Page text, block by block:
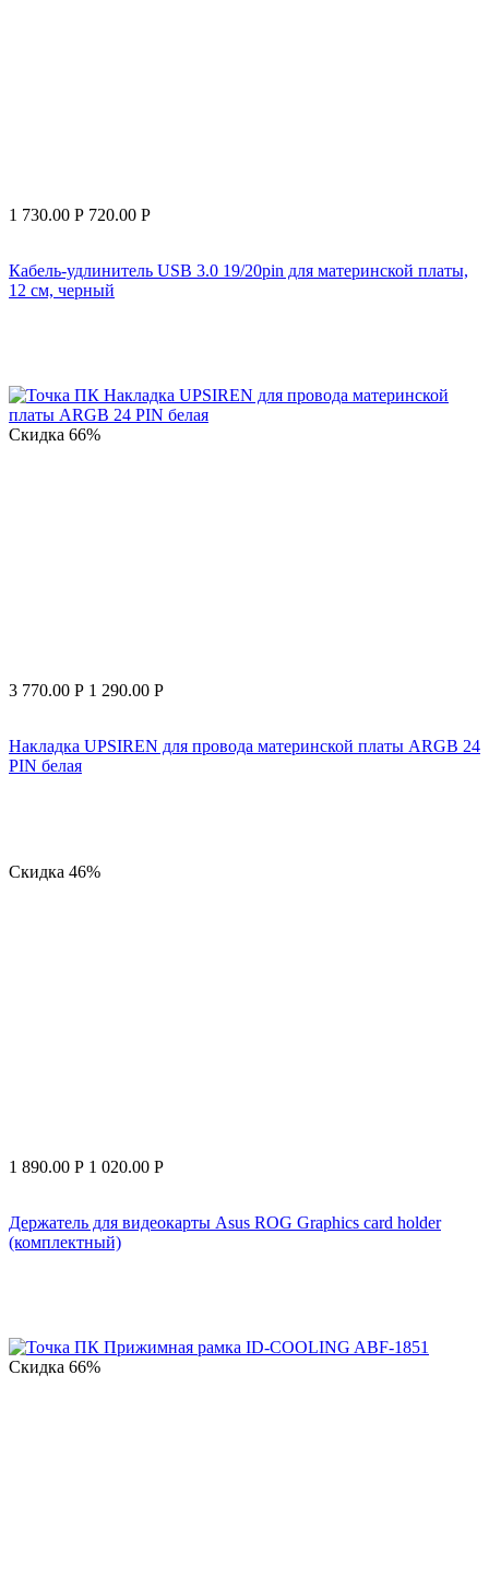
1 730.00 Р 720.00 Р
Кабель-удлинитель USB 3.0 19/20pin для материнской платы,
12 см, черный
Скидка 66%
3 770.00 Р 1 290.00 Р
Накладка UPSIREN для провода материнской платы ARGB 24
PIN белая
Скидка 46%
1 890.00 Р 1 020.00 Р
Держатель для видеокарты Asus ROG Graphics card holder
(комплектный)
Скидка 66%